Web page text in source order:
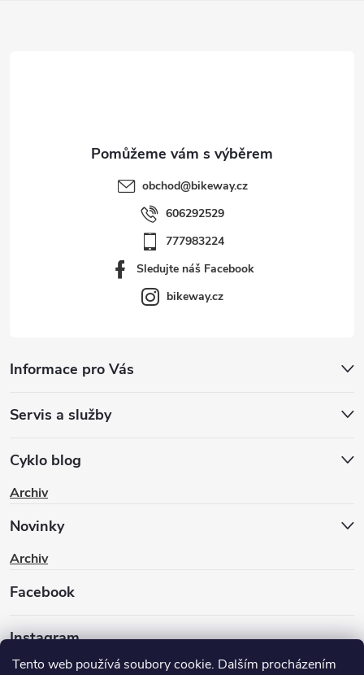
Tento web používá soubory cookie. Dalším procházením
obchod@bikeway.cz
606292529
777983224
Sledujte náš Facebook
bikeway.cz
Informace pro Vás
Servis a služby
Cyklo blog
Archiv
Novinky
Archiv
Facebook
Instagram